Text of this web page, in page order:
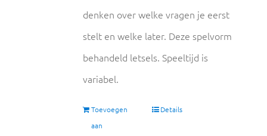
denken over welke vragen je eerst
stelt en welke later. Deze spelvorm
behandeld letsels. Speeltijd is
variabel.
Toevoegen
aan
Details